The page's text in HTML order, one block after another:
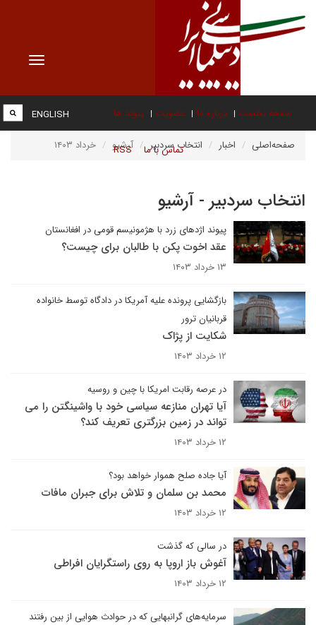
Toggle
صفحه نخست درباره ما عضویت پیوند ها
تماس با ما RSS
ENGLISH
صفحه‌اصلی اخبار انتخاب سردبیر آرشیو خرداد ۱۴۰۳
انتخاب سردبیر - آرشیو
پیوند اژدهای زرد با هژمونیسم قومی در افغانستان
عقد اخوت پکن با طالبان برای چیست؟
۱۳ خرداد ۱۴۰۳
بازگشایی پرونده علیه آمریکا در دادگاه توسط خانواده
قربانیان ترور
شکایت از پژاک
۱۲ خرداد ۱۴۰۳
در عرصه رقابت امریکا با چین و روسیه
آیا تهران منازعه سیاسی خود با واشینگتن را می
تواند در زمین بزرگتری تعریف کند؟
۱۲ خرداد ۱۴۰۳
آیا جاده صلح هموار خواهد بود؟
محمد بن سلمان و تلاش برای جبران مافات
۱۲ خرداد ۱۴۰۳
در سالی که گذشت
آغوش باز اروپا به روی راستگرایان افراطی
۱۲ خرداد ۱۴۰۳
سرمایه‌های گرانبهایی که در حوادث هوایی از بین رفتند